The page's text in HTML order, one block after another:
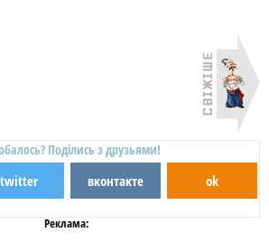
Поділись з друзьями!
twitter вконтакте ok
Реклама: